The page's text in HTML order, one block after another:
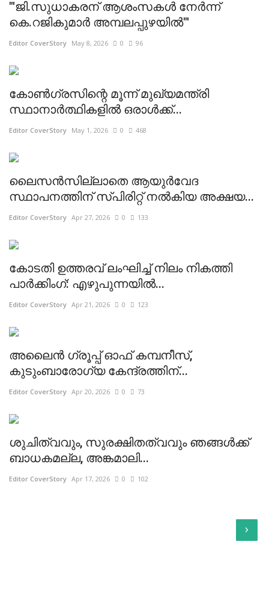
"'ജി.സുധാകരന് ആശംസകൾ നേർന്ന്
കെ.റജികുമാർ അമ്പലപ്പുഴയിൽ"'
Editor CoverStory May 8, 2026 0 96
കോൺഗ്രസിന്റെ മൂന്ന് മുഖ്യമന്ത്രി
സ്ഥാനാർത്ഥികളിൽ ഒരാൾക്ക്...
Editor CoverStory May 1, 2026 0 468
ലൈസൻസില്ലാതെ ആയുർവേദ
സ്ഥാപനത്തിന് സ്പിരിറ്റ് നൽകിയ അക്ഷയ...
Editor CoverStory Apr 27, 2026 0 133
കോടതി ഉത്തരവ് ലംഘിച്ച് നിലം നികത്തി
പാർക്കിംഗ്: എഴുപുന്നയിൽ...
Editor CoverStory Apr 21, 2026 0 123
അലൈൻ ഗ്രൂപ്പ് ഓഫ് കമ്പനീസ്,
കുടുംബാരോഗ്യ കേന്ദ്രത്തിന്...
Editor CoverStory Apr 20, 2026 0 73
ശുചിത്വവും, സുരക്ഷിതത്വവും ഞങ്ങൾക്ക്
ബാധകമല്ല, അങ്കമാലി...
Editor CoverStory Apr 17, 2026 0 102
›